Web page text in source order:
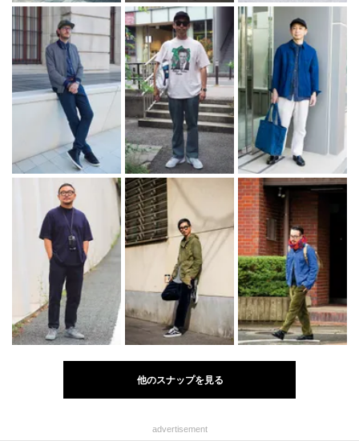
他のスナップを見る
advertisement